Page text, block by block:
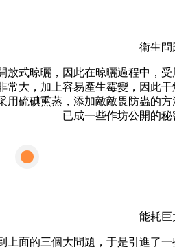
衛生問
放式晾曬，因此在晾曬過程中，受
常大，加上容易產生霉變，因此干
用硫碘熏蒸，添加敵敵畏防蟲的方
已成一些作坊公開的秘
能耗巨
上面的三個大問題，于是引進了一